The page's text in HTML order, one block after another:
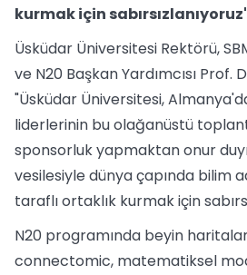
kurmak için
Üsküdar Üniversitesi Rektörü,
ve N20 Başkan Yardımcısı Prof.
"Üsküdar Üniversitesi,
liderlerinin bu olağanüstü
sponsorluk yapmaktan onur
vesilesiyle dünya çapında bilim
taraflı ortaklık kurmak için
N20 programında beyin
connectomic, matematiksel